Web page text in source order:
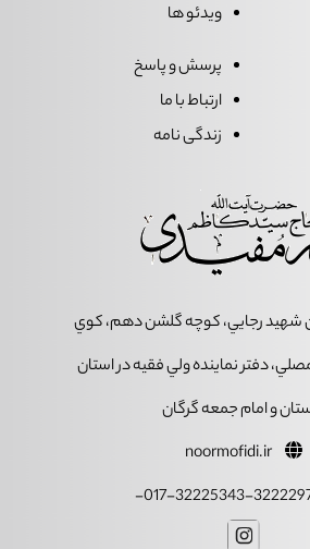
ویدئو ها
پرسش و پاسخ
ارتباط با ما
زندگی نامه
شهيد رجايي، کوچه گلشن دهم، کوي
دفتر نماينده ولي فقيه در استان
و امام جمعه گرگان